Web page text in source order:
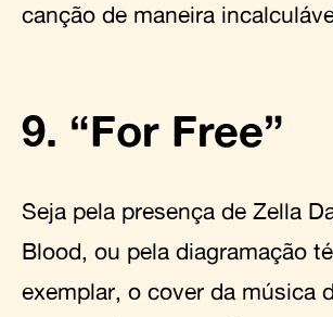
canção de maneira
9. “For Free”
Seja pela presença de Zella
Blood, ou pela diagramação
exemplar, o cover da música